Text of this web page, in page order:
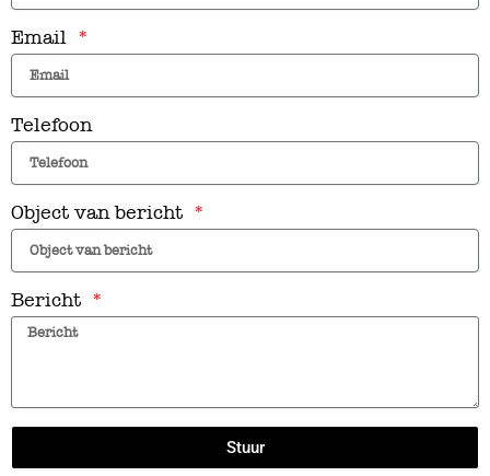
Email
Telefoon
Object van bericht
Bericht
Stuur